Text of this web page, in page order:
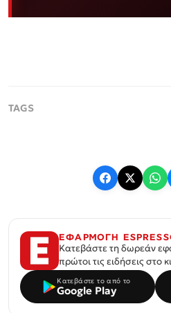
ΕΦΑΡΜΟΓΗ
Κατεβάστε τη δωρεάν
πρώτοι τις ειδήσεις στο
Κατεβάστε το από το
Google Play